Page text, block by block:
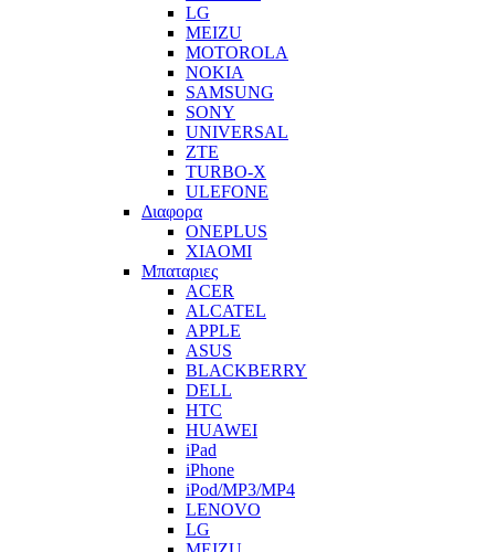
LG
MEIZU
MOTOROLA
NOKIA
SAMSUNG
SONY
UNIVERSAL
ZTE
TURBO-X
ULEFONE
Διαφορα
ONEPLUS
XIAOMI
Μπαταριες
ACER
ALCATEL
APPLE
ASUS
BLACKBERRY
DELL
HTC
HUAWEI
iPad
iPhone
iPod/MP3/MP4
LENOVO
LG